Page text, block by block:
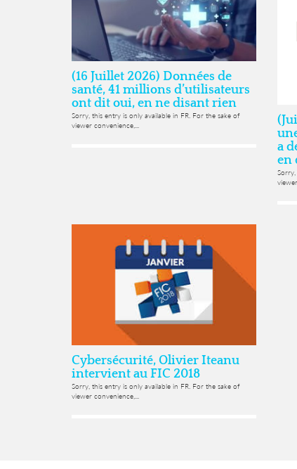
(16 Juillet 2026) Données de
santé, 41 millions d’utilisateurs
ont dit oui, en ne disant rien
Sorry, this entry is only available in FR. For the sake of
viewer convenience,...
a
en
Cybersécurité, Olivier Iteanu
intervient au FIC 2018
Sorry, this entry is only available in FR. For the sake of
viewer convenience,...